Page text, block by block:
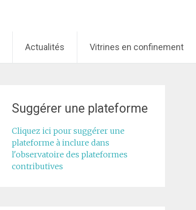
Actualités Vitrines en confinement
Suggérer une plateforme
Cliquez ici pour suggérer une
plateforme à inclure dans
l'observatoire des plateformes
contributives